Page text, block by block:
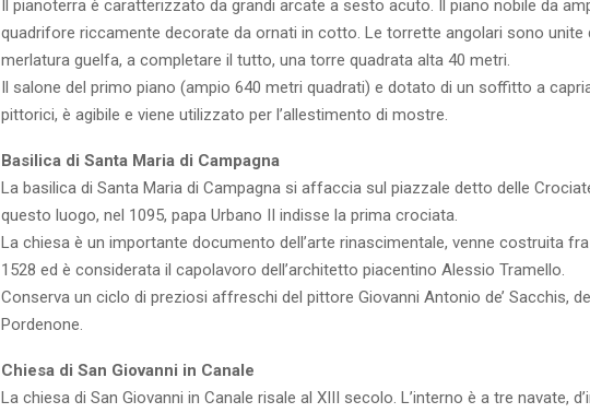
Il pianoterra è caratterizzato da grandi arcate a sesto acuto. Il piano nobile da
quadrifore riccamente decorate da ornati in cotto. Le torrette angolari sono unite
merlatura guelfa, a completare il tutto, una torre quadrata alta 40 metri.
Il salone del primo piano (ampio 640 metri quadrati) e dotato di un soffitto a
pittorici, è agibile e viene utilizzato per l’allestimento di mostre.
Basilica di Santa Maria di Campagna
La basilica di Santa Maria di Campagna si affaccia sul piazzale detto delle
questo luogo, nel 1095, papa Urbano II indisse la prima crociata.
La chiesa è un importante documento dell’arte rinascimentale, venne costruita
1528 ed è considerata il capolavoro dell’architetto piacentino Alessio Tramello.
Conserva un ciclo di preziosi affreschi del pittore Giovanni Antonio de’ Sacchis,
Pordenone.
Chiesa di San Giovanni in Canale
La chiesa di San Giovanni in Canale risale al XIII secolo. L’interno è a tre navate,